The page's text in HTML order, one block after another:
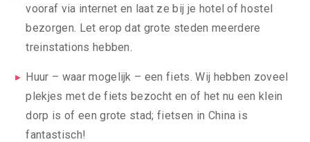
vooraf via internet en laat ze bij je hotel of hostel
bezorgen. Let erop dat grote steden meerdere
treinstations hebben.
Huur – waar mogelijk – een fiets. Wij hebben zoveel
plekjes met de fiets bezocht en of het nu een klein
dorp is of een grote stad; fietsen in China is
fantastisch!